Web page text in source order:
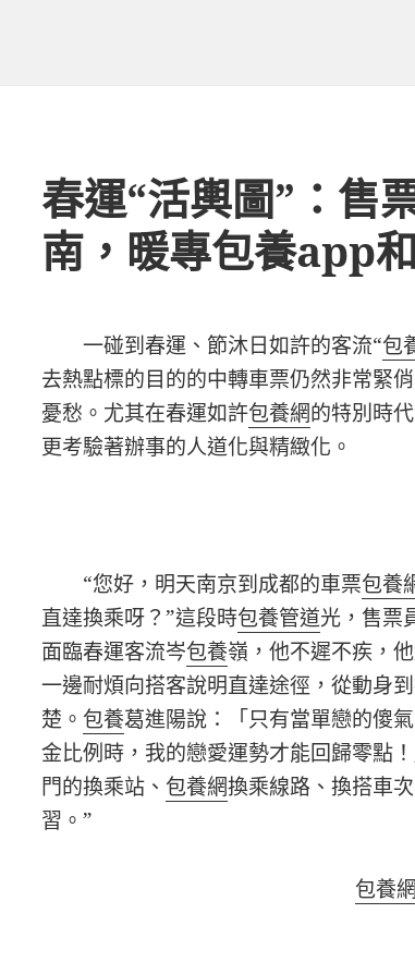
春運“活輿圖”：售
南，暖專包養app
一碰到春運、節沐日如許的客流“包
去熱點標的目的的中轉車票仍然非常緊
憂愁。尤其在春運如許包養網的特別時
更考驗著辦事的人道化與精緻化。
“您好，明天南京到成都的車票包養
直達換乘呀？”這段時包養管道光，售票
面臨春運客流岑包養嶺，他不遲不疾，
一邊耐煩向搭客說明直達途徑，從動身
楚。 包養葛進陽說：「只有當單戀的傻
金比例時，我的戀愛運勢才能回歸零點
門的換乘站、 包養網換乘線路、換搭車
習。”
包養網